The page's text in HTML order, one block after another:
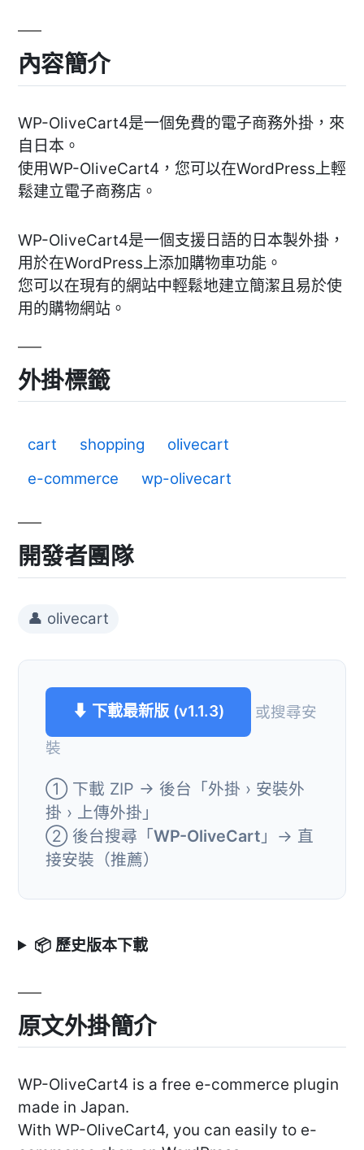
內容簡介
WP-OliveCart4是一個免費的電子商務外掛，來
自日本。
使用WP-OliveCart4，您可以在WordPress上輕
鬆建立電子商務店。
WP-OliveCart4是一個支援日語的日本製外掛，
用於在WordPress上添加購物車功能。
您可以在現有的網站中輕鬆地建立簡潔且易於使
用的購物網站。
外掛標籤
cart shopping
olivecart
e-commerce
wp-olivecart
開發者團隊
👤 olivecart
⬇ 下載最新版 (v1.1.3)
或搜尋安
裝
① 下載 ZIP → 後台「外掛 › 安裝外
掛 › 上傳外掛」
② 後台搜尋「WP-OliveCart 」→ 直
接安裝（推薦）
📦 歷史版本下載
原文外掛簡介
WP-OliveCart4 is a free e-commerce plugin
made in Japan.
With WP-OliveCart4, you can easily to e-